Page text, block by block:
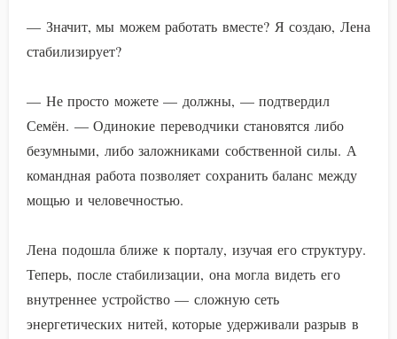
— Значит, мы можем работать вместе? Я создаю, Лена
стабилизирует?
— Не просто можете — должны, — подтвердил
Семён. — Одинокие переводчики становятся либо
безумными, либо заложниками собственной силы. А
командная работа позволяет сохранить баланс между
мощью и человечностью.
Лена подошла ближе к порталу, изучая его структуру.
Теперь, после стабилизации, она могла видеть его
внутреннее устройство — сложную сеть
энергетических нитей, которые удерживали разрыв в